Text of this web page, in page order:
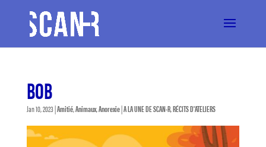
BOB
Jan 10, 2023|Amitié,Animaux,Anorexie|A LA UNE DE SCAN-R,RÉCITS D'ATELIERS